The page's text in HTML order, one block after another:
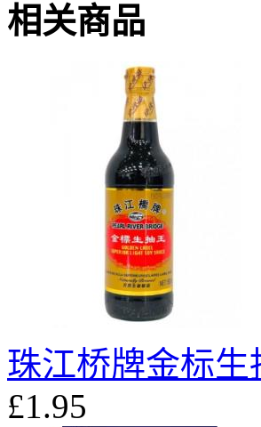
相关商品
珠江桥牌金标生
£1.95